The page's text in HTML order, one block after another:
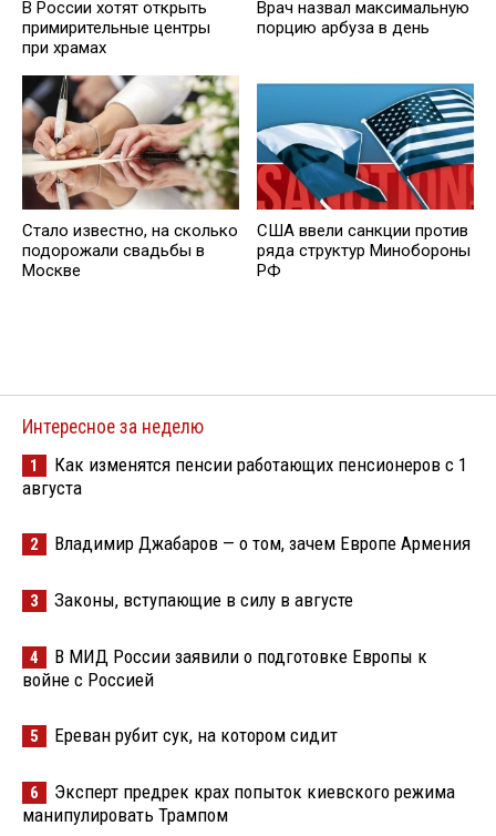
В России хотят открыть
примирительные центры
при храмах
Врач назвал максимальную
порцию арбуза в день
Стало известно, на сколько
подорожали свадьбы в
Москве
США ввели санкции против
ряда структур Минобороны
РФ
Интересное за неделю
1
Как изменятся пенсии работающих пенсионеров с 1
августа
2 Владимир Джабаров — о том, зачем Европе Армения
3 Законы, вступающие в силу в августе
4
В МИД России заявили о подготовке Европы к
войне с Россией
5 Ереван рубит сук, на котором сидит
6
Эксперт предрек крах попыток киевского режима
манипулировать Трампом